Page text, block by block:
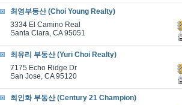
최영부동산 (Choi Young Realty)
3334 El Camino Real
Santa Clara, CA 95051
최유리 부동산 (Yuri Choi Realty)
7175 Echo Ridge Dr
San Jose, CA 95120
최인화 부동산 (Century 21 Champion)